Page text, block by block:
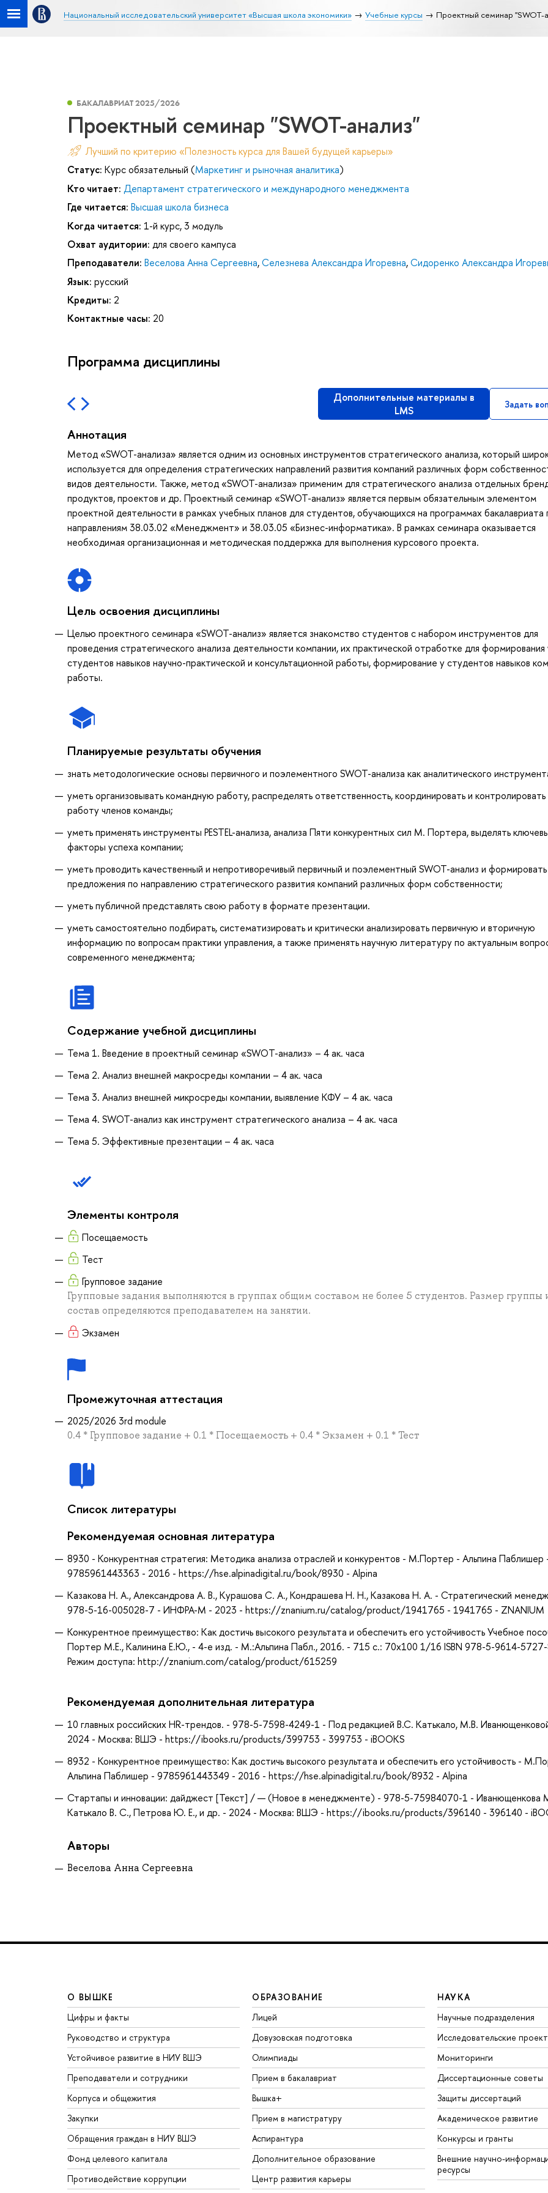
Национальный исследовательский университет «Высшая школа экономики» Учебные курсы Проектный семинар "SWOT-
БАКАЛАВРИАТ 2025/2026
Проектный семинар "SWOT-анализ"
Лучший по критерию «Полезность курса для Вашей будущей карьеры»
Статус: Курс обязательный (Маркетинг и рыночная аналитика)
Кто читает: Департамент стратегического и международного менеджмента
Где читается: Высшая школа бизнеса
Когда читается: 1-й курс, 3 модуль
Охват аудитории: для своего кампуса
Преподаватели: Веселова Анна Сергеевна,Селезнева Александра Игоревна,Сидоренко Александра
Язык: русский
Кредиты: 2
Контактные часы: 20
Программа дисциплины
Дополнительные материалы в
LMS
Задать
Аннотация
Метод «SWOT-анализа» является одним из основных инструментов стратегического анализа, который
используется для определения стратегических направлений развития компаний различных форм
видов деятельности. Также, метод «SWOT-анализа» применим для стратегического анализа отдельных
продуктов, проектов и др. Проектный семинар «SWOT-анализ» является первым обязательным элементом
проектной деятельности в рамках учебных планов для студентов, обучающихся на программах бакалавриата
направлениям 38.03.02 «Менеджмент» и 38.03.05 «Бизнес-информатика». В рамках семинара оказывается
необходимая организационная и методическая поддержка для выполнения курсового проекта.
Цель освоения дисциплины
Целью проектного семинара «SWOT-анализ» является знакомство студентов с набором инструментов для
проведения стратегического анализа деятельности компании, их практической отработке для формирования
студентов навыков научно-практической и консультационной работы, формирование у студентов навыков
работы.
Планируемые результаты обучения
знать методологические основы первичного и поэлементного SWOT-анализа как аналитического
уметь организовывать командную работу, распределять ответственность, координировать и контролировать
работу членов команды;
уметь применять инструменты PESTEL-анализа, анализа Пяти конкурентных сил М. Портера, выделять
факторы успеха компании;
уметь проводить качественный и непротиворечивый первичный и поэлементный SWOT-анализ и формировать
предложения по направлению стратегического развития компаний различных форм собственности;
уметь публичной представлять свою работу в формате презентации.
уметь самостоятельно подбирать, систематизировать и критически анализировать первичную и вторичную
информацию по вопросам практики управления, а также применять научную литературу по актуальным
современного менеджмента;
Содержание учебной дисциплины
Тема 1. Введение в проектный семинар «SWOТ-анализ» – 4 ак. часа
Тема 2. Анализ внешней макросреды компании – 4 ак. часа
Тема 3. Анализ внешней микросреды компании, выявление КФУ – 4 ак. часа
Тема 4. SWOT-анализ как инструмент стратегического анализа – 4 ак. часа
Тема 5. Эффективные презентации – 4 ак. часа
Элементы контроля
Посещаемость
Тест
Групповое задание
Групповые задания выполняются в группах общим составом не более 5 студентов. Размер группы
состав определяются преподавателем на занятии.
Экзамен
Промежуточная аттестация
2025/2026 3rd module
0.4 * Групповое задание + 0.1 * Посещаемость + 0.4 * Экзамен + 0.1 * Тест
Список литературы
Рекомендуемая основная литература
8930 - Конкурентная стратегия: Методика анализа отраслей и конкурентов - М.Портер - Альпина Паблишер
9785961443363 - 2016 - https://hse.alpinadigital.ru/book/8930 - Alpina
Казакова Н. А., Александрова А. В., Курашова С. А., Кондрашева Н. Н., Казакова Н. А. - Стратегический
978-5-16-005028-7 - ИНФРА-М - 2023 - https://znanium.ru/catalog/product/1941765 - 1941765 - ZNANIUM
Конкурентное преимущество: Как достичь высокого результата и обеспечить его устойчивость Учебное
Портер М.Е., Калинина Е.Ю., - 4-е изд. - М.:Альпина Пабл., 2016. - 715 с.: 70x100 1/16 ISBN 978-5-9614-
Режим доступа: http://znanium.com/catalog/product/615259
Рекомендуемая дополнительная литература
10 главных российских HR-трендов. - 978-5-7598-4249-1 - Под редакцией В.С. Катькало, М.В.
2024 - Москва: ВШЭ - https://ibooks.ru/products/399753 - 399753 - iBOOKS
8932 - Конкурентное преимущество: Как достичь высокого результата и обеспечить его устойчивость -
Альпина Паблишер - 9785961443349 - 2016 - https://hse.alpinadigital.ru/book/8932 - Alpina
Стартапы и инновации: дайджест [Текст] / — (Новое в менеджменте) - 978-5-75984070-1 - Иванющенкова
Катькало В. С., Петрова Ю. Е., и др. - 2024 - Москва: ВШЭ - https://ibooks.ru/products/396140 - 396140 -
Авторы
Веселова Анна Сергеевна
О ВЫШКЕ
Цифры и факты
Руководство и структура
Устойчивое развитие в НИУ ВШЭ
Преподаватели и сотрудники
Корпуса и общежития
Закупки
Обращения граждан в НИУ ВШЭ
Фонд целевого капитала
Противодействие коррупции
ОБРАЗОВАНИЕ
Лицей
Довузовская подготовка
Олимпиады
Прием в бакалавриат
Вышка+
Прием в магистратуру
Аспирантура
Дополнительное образование
Центр развития карьеры
НАУКА
Научные подразделения
Исследовательские
Мониторинги
Диссертационные советы
Защиты диссертаций
Академическое развитие
Конкурсы и гранты
Внешние научно-
ресурсы